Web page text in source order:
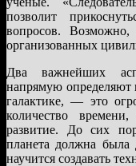
позволит
вопросов.
организованных
Два важнейших
напрямую определяют
галактике, — это
количество
развитие. До сих
планета должна была
научится создавать